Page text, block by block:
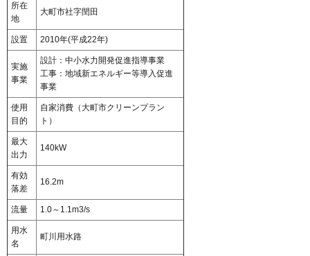
所在
地
大町市社字閏田
設置 2010年(平成22年)
実施
事業
設計：中小水力開発促進指導事業
工事：地域新エネルギー等導入促進
事業
使用
目的
自家消費（大町市クリーンプラン
ト）
最大
出力
140kW
有効
落差
16.2m
流量 1.0～1.1m3/s
用水
名
町川用水路